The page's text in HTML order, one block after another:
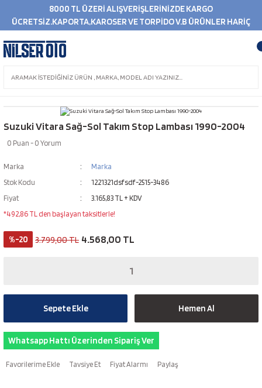
8000 TL ÜZERİ ALIŞVERİŞLERİNİZDE KARGO
ÜCRETSİZ.KAPORTA,KAROSER VE TORPİDO V.B ÜRÜNLER HARİÇ
Suzuki Vitara Sağ-Sol Takım Stop Lambası 1990-2004
0 Puan - 0 Yorum
Marka
Marka
Stok Kodu
1221321dsfsdf-2515-3486
Fiyat
3.165,83 TL + KDV
*492,86 TL den başlayan taksitlerle!
%-20 3.799,00 TL 4.568,00 TL
Sepete Ekle Hemen Al
Whatsapp Hattı Üzerinden Sipariş Ver
Tavsiye Et Fiyat Alarmı Paylaş